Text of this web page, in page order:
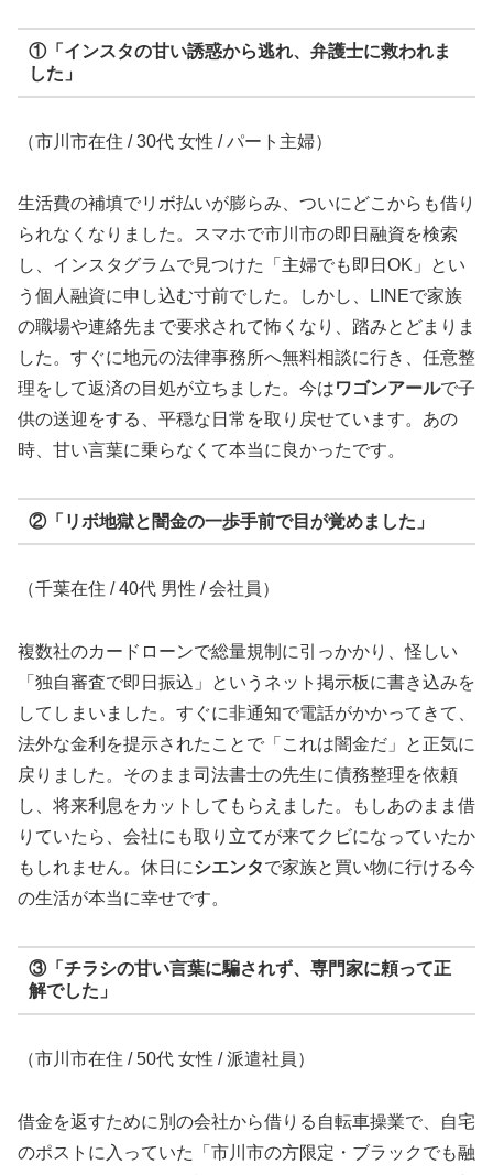
①「インスタの甘い誘惑から逃れ、弁護士に救われま
した」
（市川市在住 / 30代 女性 / パート主婦）
生活費の補填でリボ払いが膨らみ、ついにどこからも借り
られなくなりました。スマホで市川市の即日融資を検索
し、インスタグラムで見つけた「主婦でも即日OK」とい
う個人融資に申し込む寸前でした。しかし、LINEで家族
の職場や連絡先まで要求されて怖くなり、踏みとどまりま
した。すぐに地元の法律事務所へ無料相談に行き、任意整
理をして返済の目処が立ちました。今はワゴンアールで子
供の送迎をする、平穏な日常を取り戻せています。あの
時、甘い言葉に乗らなくて本当に良かったです。
②「リボ地獄と闇金の一歩手前で目が覚めました」
（千葉在住 / 40代 男性 / 会社員）
複数社のカードローンで総量規制に引っかかり、怪しい
「独自審査で即日振込」というネット掲示板に書き込みを
してしまいました。すぐに非通知で電話がかかってきて、
法外な金利を提示されたことで「これは闇金だ」と正気に
戻りました。そのまま司法書士の先生に債務整理を依頼
し、将来利息をカットしてもらえました。もしあのまま借
りていたら、会社にも取り立てが来てクビになっていたか
もしれません。休日にシエンタで家族と買い物に行ける今
の生活が本当に幸せです。
③「チラシの甘い言葉に騙されず、専門家に頼って正
解でした」
（市川市在住 / 50代 女性 / 派遣社員）
借金を返すために別の会社から借りる自転車操業で、自宅
のポストに入っていた「市川市の方限定・ブラックでも融